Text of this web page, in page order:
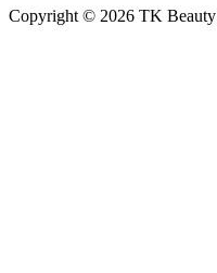
Copyright © 2026 TK Beauty